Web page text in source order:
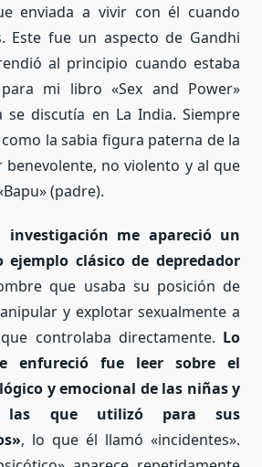
enviada a vivir con él cuando
Este fue un aspecto de Gandhi
al principio cuando estaba
mi libro «Sex and Power»
se discutía en La India. Siempre
la sabia figura paterna de la
benevolente, no violento y al que
(padre).
me apareció un
ejemplo clásico de depredador
que usaba su posición de
y explotar sexualmente a
controlaba directamente. Lo
enfureció fue leer sobre el
y emocional de las niñas y
las que utilizó para sus
, lo que él llamó «incidentes».